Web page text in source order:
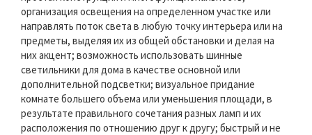
организация освещения на определенном участке или
направлять поток света в любую точку интерьера или на
предметы, выделяя их из общей обстановки и делая на
них акцент; возможность использовать шинные
светильники для дома в качестве основной или
дополнительной подсветки; визуальное придание
комнате большего объема или уменьшения площади, в
результате правильного сочетания разных ламп и их
расположения по отношению друг к другу; быстрый и не